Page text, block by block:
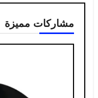
مشاركات مميزة